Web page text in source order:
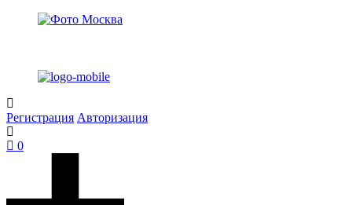
Регистрация Авторизация
0